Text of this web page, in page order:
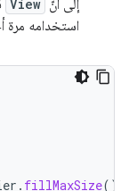
إلى أنّ View
استخدامه مرة
. fillMaxSize(),